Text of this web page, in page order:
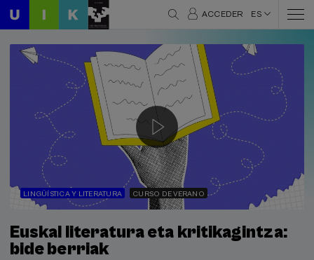
ACCEDER ES
LINGÜÍSTICA Y LITERATURA CURSO DE VERANO
Euskal literatura eta kritikagintza:
bide berriak